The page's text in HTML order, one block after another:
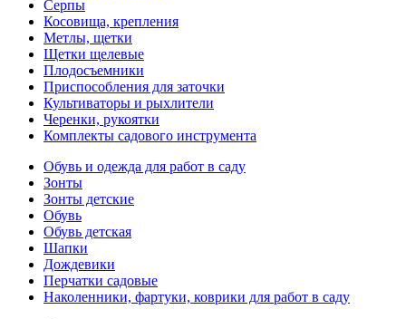
Серпы
Косовища, крепления
Метлы, щетки
Щетки щелевые
Плодосъемники
Приспособления для заточки
Культиваторы и рыхлители
Черенки, рукоятки
Комплекты садового инструмента
Обувь и одежда для работ в саду
Зонты
Зонты детские
Обувь
Обувь детская
Шапки
Дождевики
Перчатки садовые
Наколенники, фартуки, коврики для работ в саду